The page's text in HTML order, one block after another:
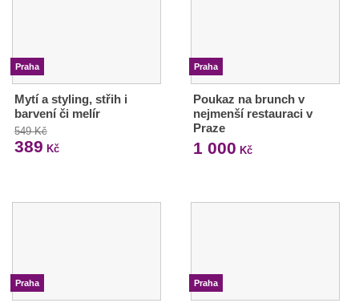
Praha
Mytí a styling, střih i
barvení či melír
549 Kč
389 Kč
Praha
Poukaz na brunch v
nejmenší restauraci v
Praze
1 000 Kč
Praha Praha